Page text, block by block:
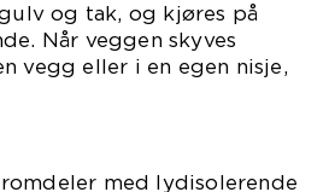
og tak, og kjøres på
Når veggen skyves
vegg eller i en egen nisje,
med lydisolerende